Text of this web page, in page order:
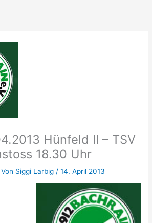
Hünfeld II – TSV
18.30 Uhr
Siggi Larbig /14. April 2013